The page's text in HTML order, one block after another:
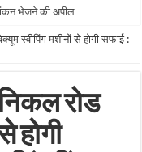
भेजने की अपील
स्वीपिंग मशीनों से होगी सफाई :
रोड
होगी